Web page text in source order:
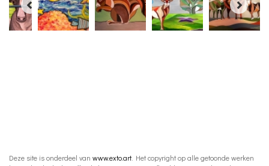
Deze site is onderdeel van www.exto.art. Het copyright op alle getoonde werken